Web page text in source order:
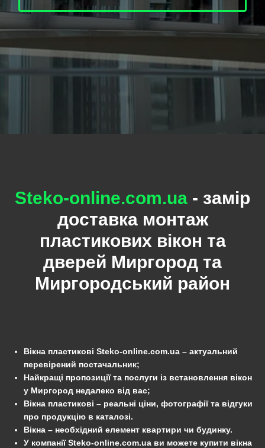
Steko-online.com.ua - замір
доставка монтаж
пластикових вікон та
дверей Миргород та
Миргородський район
Вікна пластикові Steko-online.com.ua – актуальний
перевірений постачальник;
Найкращі пропозиції та послуги із встановлення вікон
у Миргород недалеко від вас;
Вікна пластикові – реальні ціни, фотографії та відгуки
про продукцію в каталозі.
Вікна – необхідний елемент квартири чи будинку.
У компанії Steko-online.com.ua ви можете купити вікна